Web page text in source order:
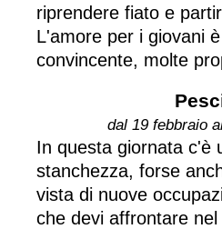
riprendere fiato e
L'amore per i giovani
convincente, molte
dal 19 febbraio
In questa giornata c'è
stanchezza, forse
vista di nuove
che devi affrontare